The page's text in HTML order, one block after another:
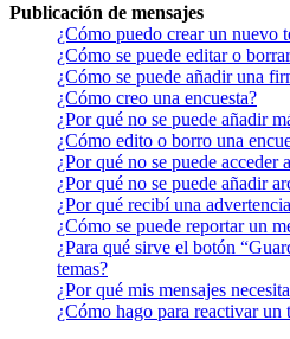
Publicación de mensajes
¿Cómo puedo crear un nuevo
¿Cómo se puede editar o
¿Cómo se puede añadir una
¿Cómo creo una encuesta?
¿Por qué no se puede añadir
¿Cómo edito o borro una
¿Por qué no se puede acceder
¿Por qué no se puede añadir
¿Por qué recibí una
¿Cómo se puede reportar un
¿Para qué sirve el botón
temas?
¿Por qué mis mensajes
¿Cómo hago para reactivar un